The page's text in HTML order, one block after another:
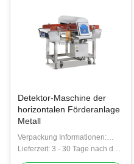
Detektor-Maschine der
horizontalen Förderanlage
Metall
Verpackung Informationen:
Pollywood-Fall
Lieferzeit: 3 - 30 Tage nach der
Zahlung vereinbart